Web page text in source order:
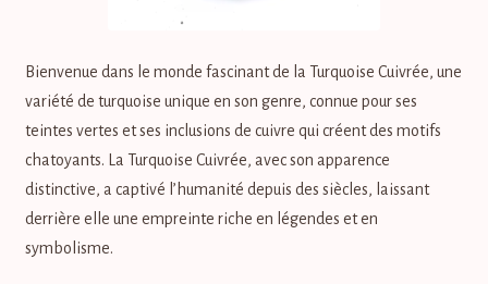
Aigue marine, Pierre de la concentration
Amazonite, Pierre de l’harmonie
Améthyste, Pierre de la sérénité
Bienvenue dans le monde fascinant de la Turquoise Cuivrée, une
variété de turquoise unique en son genre, connue pour ses
teintes vertes et ses inclusions de cuivre qui créent des motifs
chatoyants. La Turquoise Cuivrée, avec son apparence
distinctive, a captivé l’humanité depuis des siècles, laissant
derrière elle une empreinte riche en légendes et en
symbolisme.